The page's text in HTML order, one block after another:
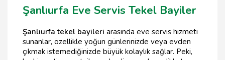
Şanlıurfa Eve Servis Tekel Bayiler
Şanlıurfa tekel bayileri arasında eve servis hizmeti
sunanlar, özellikle yoğun günlerinizde veya evden
çıkmak istemediğinizde büyük kolaylık sağlar. Peki,